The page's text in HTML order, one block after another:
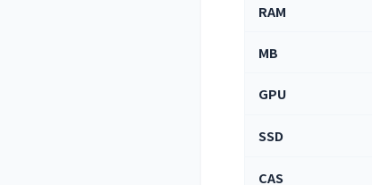
RAM
MB
GPU
SSD
CAS